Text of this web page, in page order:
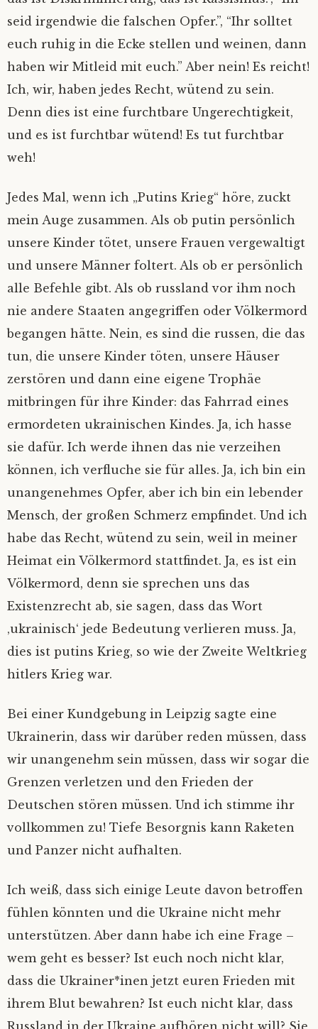
seid irgendwie die falschen Opfer.”, “Ihr solltet
euch ruhig in die Ecke stellen und weinen, dann
haben wir Mitleid mit euch.” Aber nein! Es reicht!
Ich, wir, haben jedes Recht, wütend zu sein.
Denn dies ist eine furchtbare Ungerechtigkeit,
und es ist furchtbar wütend! Es tut furchtbar
weh!
Jedes Mal, wenn ich „Putins Krieg“ höre, zuckt
mein Auge zusammen. Als ob putin persönlich
unsere Kinder tötet, unsere Frauen vergewaltigt
und unsere Männer foltert. Als ob er persönlich
alle Befehle gibt. Als ob russland vor ihm noch
nie andere Staaten angegriffen oder Völkermord
begangen hätte. Nein, es sind die russen, die das
tun, die unsere Kinder töten, unsere Häuser
zerstören und dann eine eigene Trophäe
mitbringen für ihre Kinder: das Fahrrad eines
ermordeten ukrainischen Kindes. Ja, ich hasse
sie dafür. Ich werde ihnen das nie verzeihen
können, ich verfluche sie für alles. Ja, ich bin ein
unangenehmes Opfer, aber ich bin ein lebender
Mensch, der großen Schmerz empfindet. Und ich
habe das Recht, wütend zu sein, weil in meiner
Heimat ein Völkermord stattfindet. Ja, es ist ein
Völkermord, denn sie sprechen uns das
Existenzrecht ab, sie sagen, dass das Wort
‚ukrainisch‘ jede Bedeutung verlieren muss. Ja,
dies ist putins Krieg, so wie der Zweite Weltkrieg
hitlers Krieg war.
Bei einer Kundgebung in Leipzig sagte eine
Ukrainerin, dass wir darüber reden müssen, dass
wir unangenehm sein müssen, dass wir sogar die
Grenzen verletzen und den Frieden der
Deutschen stören müssen. Und ich stimme ihr
vollkommen zu! Tiefe Besorgnis kann Raketen
und Panzer nicht aufhalten.
Ich weiß, dass sich einige Leute davon betroffen
fühlen könnten und die Ukraine nicht mehr
unterstützen. Aber dann habe ich eine Frage –
wem geht es besser? Ist euch noch nicht klar,
dass die Ukrainer*inen jetzt euren Frieden mit
ihrem Blut bewahren? Ist euch nicht klar, dass
Russland in der Ukraine aufhören nicht will? Sie